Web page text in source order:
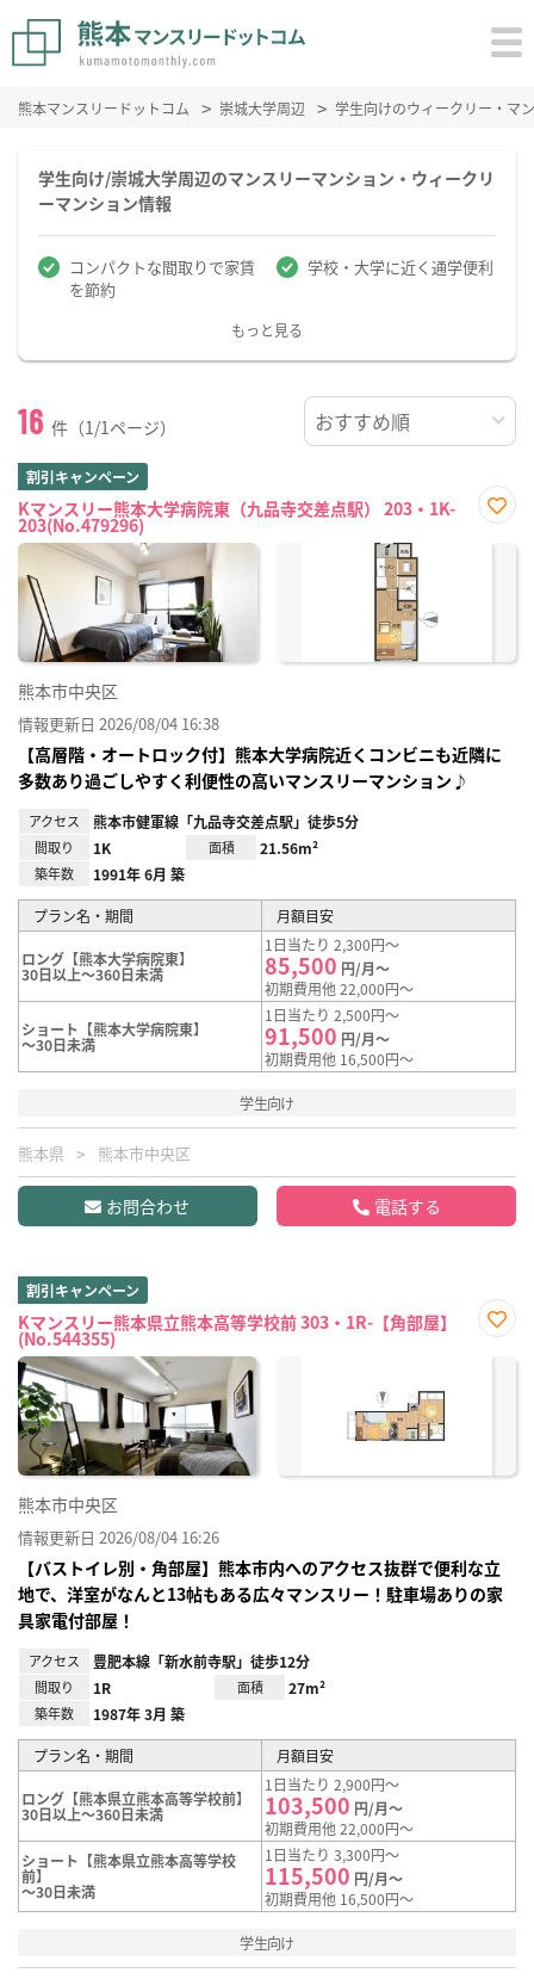
熊本マンスリードットコム 崇城大学周辺 学生向けのウィークリー・マ
学生向け/崇城大学周辺のマンスリーマンション・ウィークリ
ーマンション情報
コンパクトな間取りで家賃
を節約
学校・大学に近く通学便利
もっと見る
16 件（1/1ページ）
割引キャンペーン
Kマンスリー熊本大学病院東（九品寺交差点駅） 203・1K-
203(No.479296)
に入
熊本市中央区
情報更新日 2026/08/04 16:38
【高層階・オートロック付】熊本大学病院近くコンビニも近隣に
多数あり過ごしやすく利便性の高いマンスリーマンション♪
アクセス 熊本市健軍線「九品寺交差点駅」徒歩5分
間取り 1K 面積 21.56m²
築年数 1991年 6月 築
プラン名・期間 月額目安
ロング【熊本大学病院東】
30日以上～360日未満
1日当たり 2,300円～
85,500 円/月～
初期費用他 22,000円～
ショート【熊本大学病院東】
～30日未満
1日当たり 2,500円～
91,500 円/月～
初期費用他 16,500円～
学生向け
熊本県 熊本市中央区
お問合わせ 電話する
割引キャンペーン
Kマンスリー熊本県立熊本高等学校前 303・1R-【角部屋】
(No.544355)
に入
熊本市中央区
情報更新日 2026/08/04 16:26
【バストイレ別・角部屋】熊本市内へのアクセス抜群で便利な立
地で、洋室がなんと13帖もある広々マンスリー！駐車場ありの家
具家電付部屋！
アクセス 豊肥本線「新水前寺駅」徒歩12分
間取り 1R 面積 27m²
築年数 1987年 3月 築
プラン名・期間 月額目安
ロング【熊本県立熊本高等学校前】
30日以上～360日未満
1日当たり 2,900円～
103,500 円/月～
初期費用他 22,000円～
ショート【熊本県立熊本高等学校
前】
～30日未満
1日当たり 3,300円～
115,500 円/月～
初期費用他 16,500円～
学生向け